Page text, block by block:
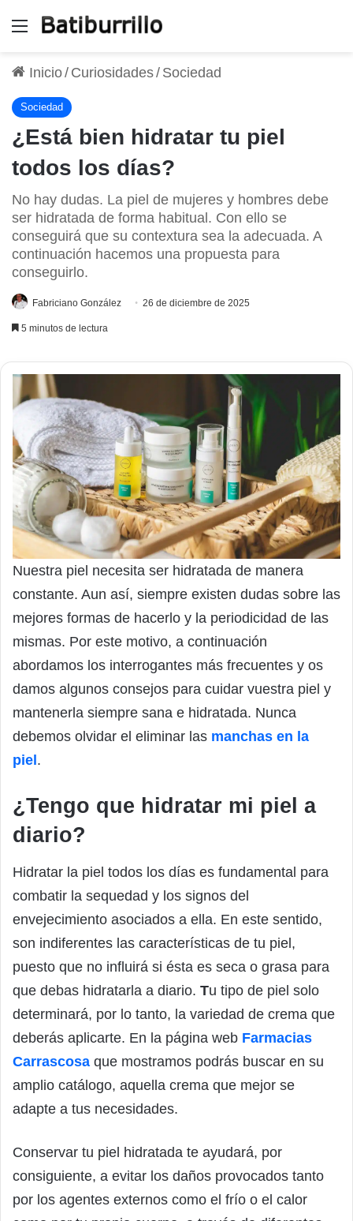
Menú
Inicio/ Curiosidades/ Sociedad
Sociedad
¿Está bien hidratar tu piel
todos los días?
No hay dudas. La piel de mujeres y hombres debe
ser hidratada de forma habitual. Con ello se
conseguirá que su contextura sea la adecuada. A
continuación hacemos una propuesta para
conseguirlo.
Fabriciano González 26 de diciembre de 2025
5 minutos de lectura
Nuestra piel necesita ser hidratada de manera
constante. Aun así, siempre existen dudas sobre las
mejores formas de hacerlo y la periodicidad de las
mismas. Por este motivo, a continuación
abordamos los interrogantes más frecuentes y os
damos algunos consejos para cuidar vuestra piel y
mantenerla siempre sana e hidratada. Nunca
debemos olvidar el eliminar las manchas en la
piel.
¿Tengo que hidratar mi piel a
diario?
Hidratar la piel todos los días es fundamental para
combatir la sequedad y los signos del
envejecimiento asociados a ella. En este sentido,
son indiferentes las características de tu piel,
puesto que no influirá si ésta es seca o grasa para
que debas hidratarla a diario. Tu tipo de piel solo
determinará, por lo tanto, la variedad de crema que
deberás aplicarte. En la página web Farmacias
Carrascosa que mostramos podrás buscar en su
amplio catálogo, aquella crema que mejor se
adapte a tus necesidades.
Conservar tu piel hidratada te ayudará, por
consiguiente, a evitar los daños provocados tanto
por los agentes externos como el frío o el calor